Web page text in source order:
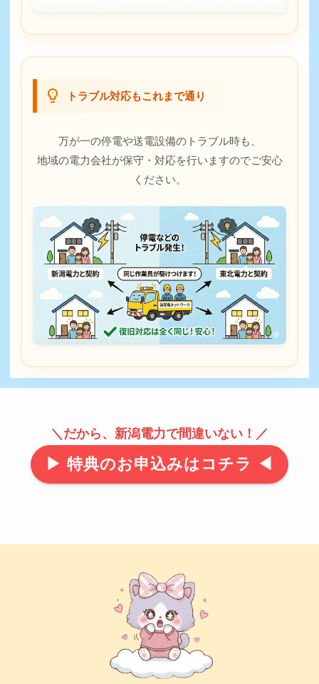
トラブル対応もこれまで通り
万が一の停電や送電設備のトラブル時も、
地域の電力会社が保守・対応を行いますのでご安心
ください。
＼だから、新潟電力で間違いない！／
▶ 特典のお申込みはコチラ ◀